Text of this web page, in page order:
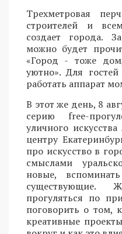
Трехметровая
строителей и
создает города.
можно будет
«Город - тоже
уютно». Для
работать аппарат
В этот же день, 8
серию free-
уличного искусства
центру
про искусство в
смыслами
новые,
существующие.
прогуляться по
поговорить о том,
креативные